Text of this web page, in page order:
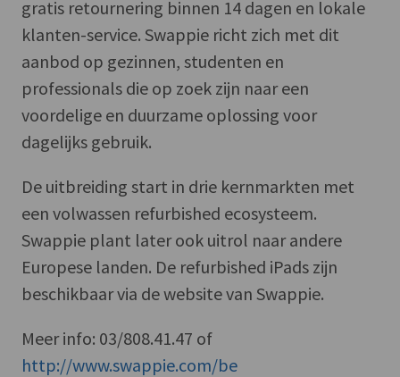
gratis retournering binnen 14 dagen en lokale
klanten-service. Swappie richt zich met dit
aanbod op gezinnen, studenten en
professionals die op zoek zijn naar een
voordelige en duurzame oplossing voor
dagelijks gebruik.
De uitbreiding start in drie kernmarkten met
een volwassen refurbished ecosysteem.
Swappie plant later ook uitrol naar andere
Europese landen. De refurbished iPads zijn
beschikbaar via de website van Swappie.
Meer info: 03/808.41.47 of
http://www.swappie.com/be